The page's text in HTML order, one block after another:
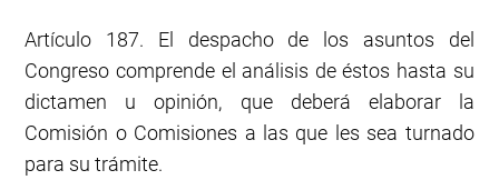
Artículo 187. El despacho de los asuntos del
Congreso comprende el análisis de éstos hasta su
dictamen u opinión, que deberá elaborar la
Comisión o Comisiones a las que les sea turnado
para su trámite.